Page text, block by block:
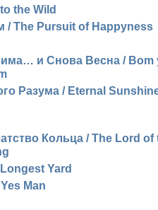
the Wild
/ The Pursuit of Happyness
и Снова Весна / Bom
Разума / Eternal
Кольца / The Lord of
Yard
Man